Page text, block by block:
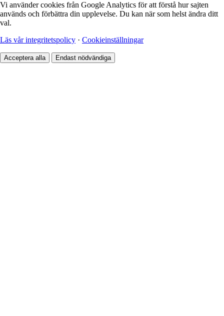
Vi använder cookies från Google Analytics för att förstå hur sajten
används och förbättra din upplevelse. Du kan när som helst ändra ditt
val.
Läs vår integritetspolicy · Cookieinställningar
Acceptera alla Endast nödvändiga